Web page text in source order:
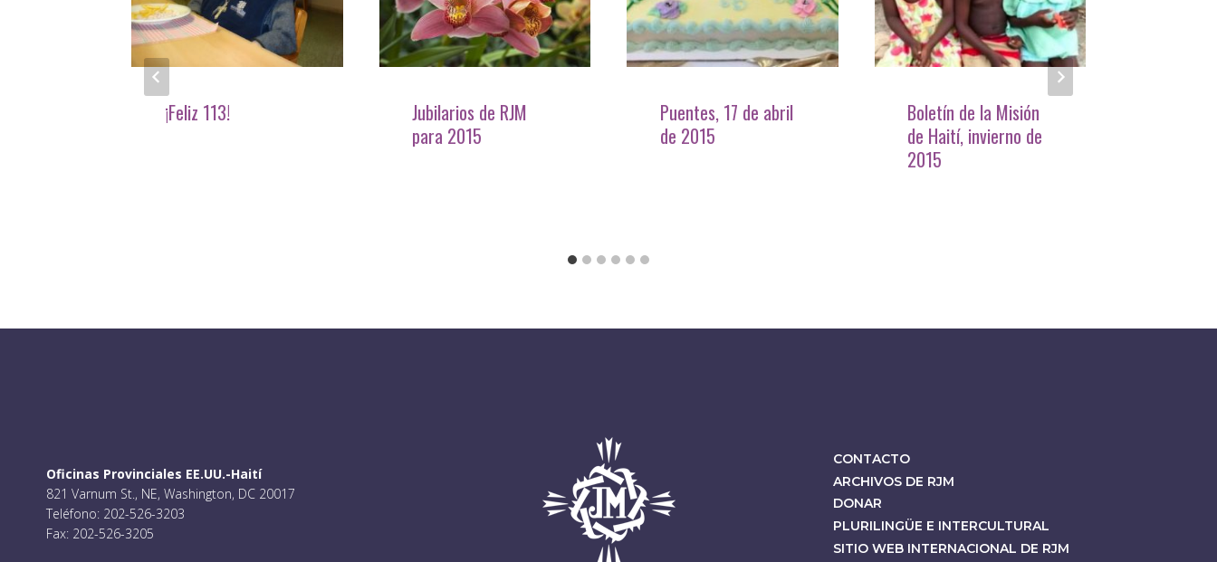
¡Feliz 113!
Jubilarios de RJM
para 2015
Puentes, 17 de abril
de 2015
Boletín de la Misión
de Haití, invierno de
2015
Oficinas Provinciales EE.UU.-Haití
821 Varnum St., NE, Washington, DC 20017
Teléfono: 202-526-3203
Fax: 202-526-3205
CONTACTO
ARCHIVOS DE RJM
DONAR
PLURILINGÜE E INTERCULTURAL
SITIO WEB INTERNACIONAL DE RJM